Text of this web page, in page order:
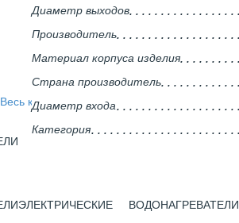
Весь каталог
ЭЛЕКТРИЧЕСКИЕ ВОДОНАГРЕВАТЕЛИ
Диаметр выходов
Производитель
Материал корпуса изделия
Страна производитель
Диаметр входа
Категория